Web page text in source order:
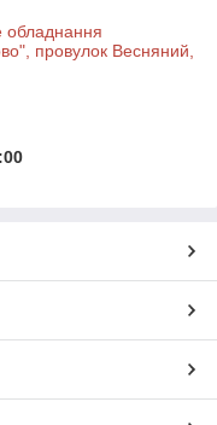
обладнання
провулок Весняний,